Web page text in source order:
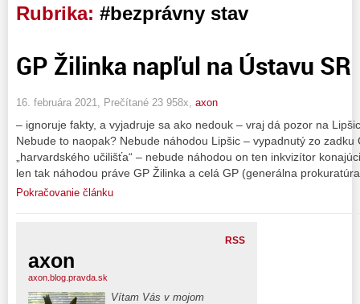
Rubrika: #bezprávny stav
GP Žilinka napľul na Ústavu SR
16. februára 2021, Prečítané 23 958x, axon
– ignoruje fakty, a vyjadruje sa ako nedouk – vraj dá pozor na
Nebude to naopak? Nebude náhodou Lipšic – vypadnutý zo zadku
„harvardského učilišťa“ – nebude náhodou on ten inkvizítor
len tak náhodou práve GP Žilinka a celá GP (generálna
Pokračovanie článku
RSS
axon
axon.blog.pravda.sk
Vítam Vás v mojom